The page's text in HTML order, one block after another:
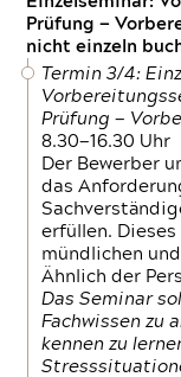
Prüfung —
nicht einzeln
Termin 3/4:
Prüfung —
8.30—16.30 Uhr
Der Bewerber
das
erfüllen.
mündlichen
Ähnlich der
Das Seminar
Fachwissen zu
kennen zu